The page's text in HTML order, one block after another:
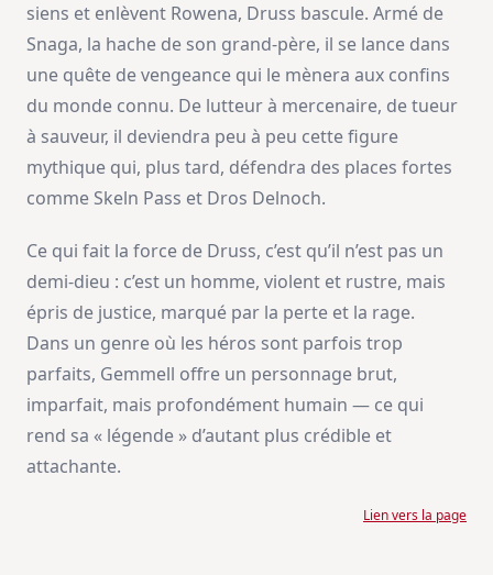
siens et enlèvent Rowena, Druss bascule. Armé de
Snaga, la hache de son grand-père, il se lance dans
une quête de vengeance qui le mènera aux confins
du monde connu. De lutteur à mercenaire, de tueur
à sauveur, il deviendra peu à peu cette figure
mythique qui, plus tard, défendra des places fortes
comme Skeln Pass et Dros Delnoch.
Ce qui fait la force de Druss, c’est qu’il n’est pas un
demi-dieu : c’est un homme, violent et rustre, mais
épris de justice, marqué par la perte et la rage.
Dans un genre où les héros sont parfois trop
parfaits, Gemmell offre un personnage brut,
imparfait, mais profondément humain — ce qui
rend sa « légende » d’autant plus crédible et
attachante.
Lien vers la page